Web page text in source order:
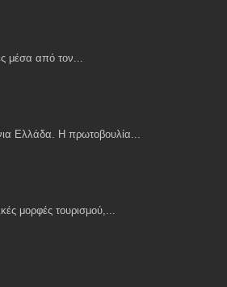
μέσα από τον...
Ελλάδα. Η πρωτοβουλία...
μορφές τουρισμού,...